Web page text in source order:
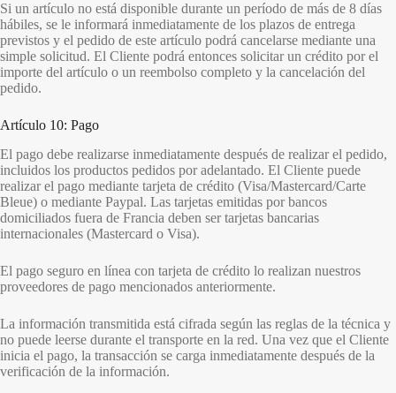
Si un artículo no está disponible durante un período de más de 8 días
hábiles, se le informará inmediatamente de los plazos de entrega
previstos y el pedido de este artículo podrá cancelarse mediante una
simple solicitud. El Cliente podrá entonces solicitar un crédito por el
importe del artículo o un reembolso completo y la cancelación del
pedido.
Artículo 10: Pago
El pago debe realizarse inmediatamente después de realizar el pedido,
incluidos los productos pedidos por adelantado. El Cliente puede
realizar el pago mediante tarjeta de crédito (Visa/Mastercard/Carte
Bleue) o mediante Paypal. Las tarjetas emitidas por bancos
domiciliados fuera de Francia deben ser tarjetas bancarias
internacionales (Mastercard o Visa).
El pago seguro en línea con tarjeta de crédito lo realizan nuestros
proveedores de pago mencionados anteriormente.
La información transmitida está cifrada según las reglas de la técnica y
no puede leerse durante el transporte en la red. Una vez que el Cliente
inicia el pago, la transacción se carga inmediatamente después de la
verificación de la información.